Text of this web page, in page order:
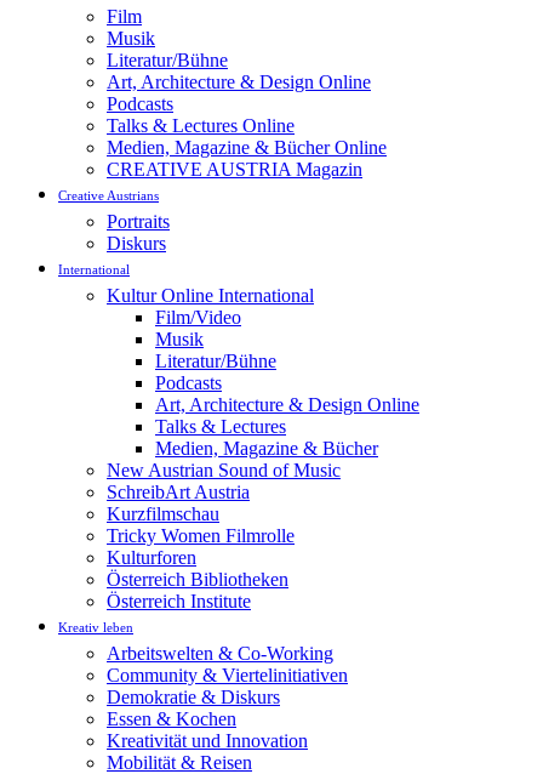
Film
Musik
Literatur/Bühne
Art, Architecture & Design Online
Podcasts
Talks & Lectures Online
Medien, Magazine & Bücher Online
CREATIVE AUSTRIA Magazin
Creative Austrians
Portraits
Diskurs
International
Kultur Online International
Film/Video
Musik
Literatur/Bühne
Podcasts
Art, Architecture & Design Online
Talks & Lectures
Medien, Magazine & Bücher
New Austrian Sound of Music
SchreibArt Austria
Kurzfilmschau
Tricky Women Filmrolle
Kulturforen
Österreich Bibliotheken
Österreich Institute
Kreativ leben
Arbeitswelten & Co-Working
Community & Viertelinitiativen
Demokratie & Diskurs
Essen & Kochen
Kreativität und Innovation
Mobilität & Reisen